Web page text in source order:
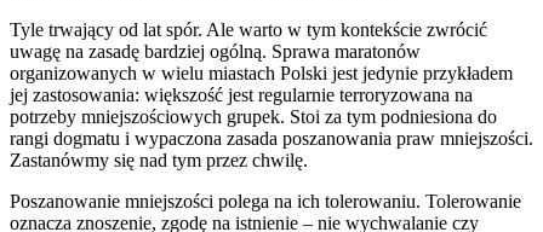
Tyle trwający od lat spór. Ale warto w tym kontekście zwrócić
uwagę na zasadę bardziej ogólną. Sprawa maratonów
organizowanych w wielu miastach Polski jest jedynie przykładem
jej zastosowania: większość jest regularnie terroryzowana na
potrzeby mniejszościowych grupek. Stoi za tym podniesiona do
rangi dogmatu i wypaczona zasada poszanowania praw mniejszości.
Zastanówmy się nad tym przez chwilę.
Poszanowanie mniejszości polega na ich tolerowaniu. Tolerowanie
oznacza znoszenie, zgodę na istnienie – nie wychwalanie czy